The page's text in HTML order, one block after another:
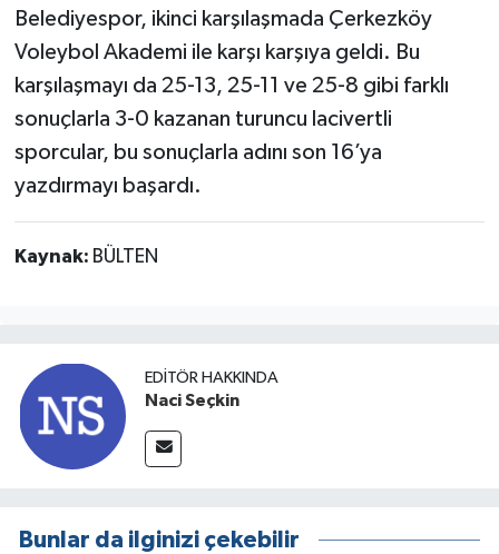
Belediyespor, ikinci karşılaşmada Çerkezköy
Voleybol Akademi ile karşı karşıya geldi. Bu
karşılaşmayı da 25-13, 25-11 ve 25-8 gibi farklı
sonuçlarla 3-0 kazanan turuncu lacivertli
sporcular, bu sonuçlarla adını son 16’ya
yazdırmayı başardı.
Kaynak: BÜLTEN
EDITÖR HAKKINDA
Naci Seçkin
Bunlar da ilginizi çekebilir